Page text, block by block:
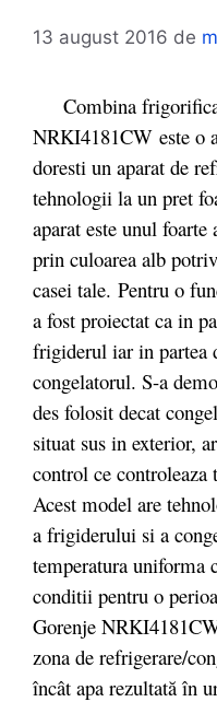
13 august 2016 de
Combina frigorifica
NRKI4181CW este o
doresti un aparat de
tehnologii la un pret
aparat este unul
prin culoarea alb
casei tale. Pentru o
a fost proiectat ca in
frigiderul iar in partea
congelatorul. S-a
des folosit decat
situat sus in exterior,
control ce
Acest model are
a frigiderului si a
temperatura uniforma
conditii pentru o
Gorenje
zona de refrigerare/
încât apa rezultată în